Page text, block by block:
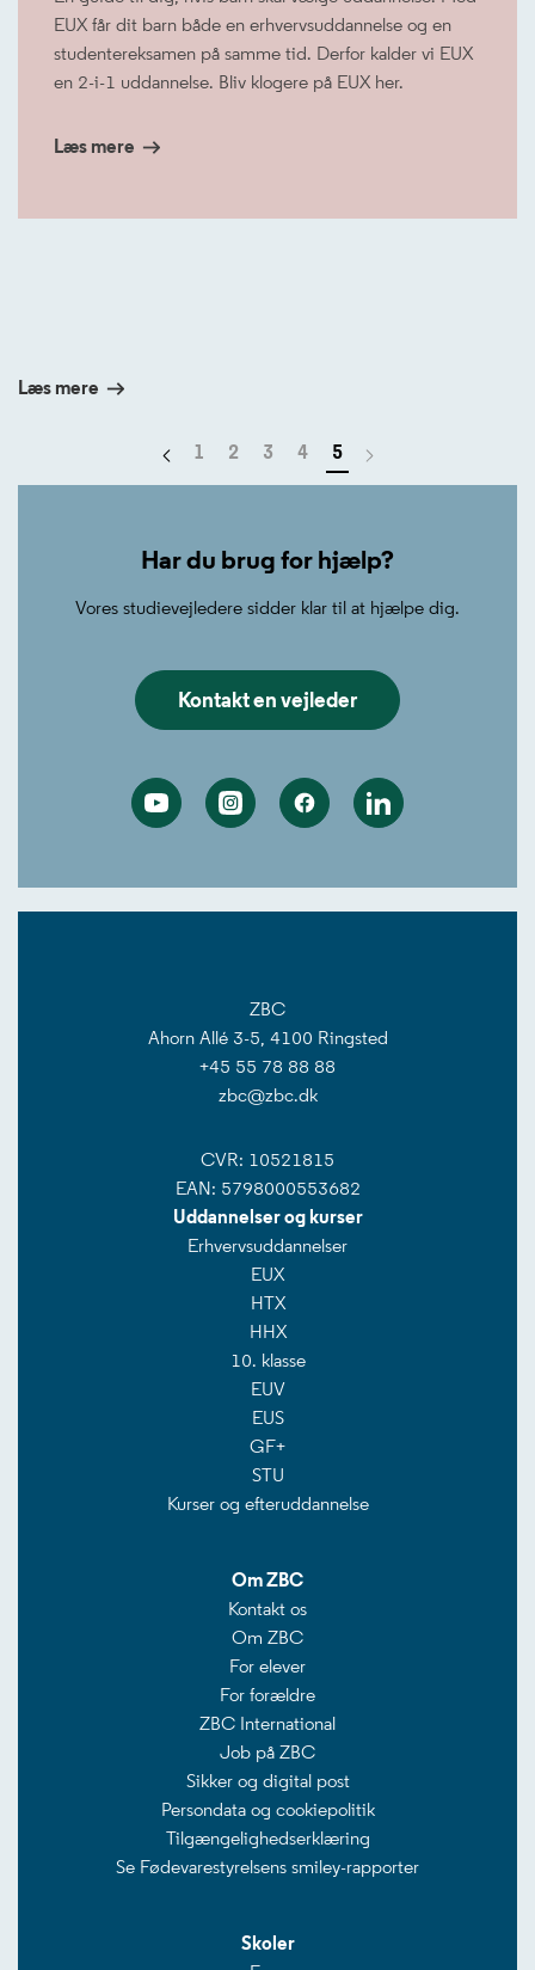
EUX får dit barn både en erhvervsuddannelse og en
studentereksamen på samme tid. Derfor kalder vi EUX
en 2-i-1 uddannelse. Bliv klogere på EUX her.
Læs mere
Læs mere
Forrige side
1 2 3 4 5
Har du brug for hjælp?
Vores studievejledere sidder klar til at hjælpe dig.
Kontakt en vejleder
YoutubeInstagramFacebookLinkedin
ZBC
Ahorn Allé 3-5, 4100 Ringsted
+45 55 78 88 88
zbc@zbc.dk
CVR: 10521815
EAN: 5798000553682
Uddannelser og kurser
Erhvervsuddannelser
EUX
HTX
HHX
10. klasse
EUV
EUS
GF+
STU
Kurser og efteruddannelse
Om ZBC
Kontakt os
Om ZBC
For elever
For forældre
ZBC International
Job på ZBC
Sikker og digital post
Persondata og cookiepolitik
Tilgængelighedserklæring
Se Fødevarestyrelsens smiley-rapporter
Skoler